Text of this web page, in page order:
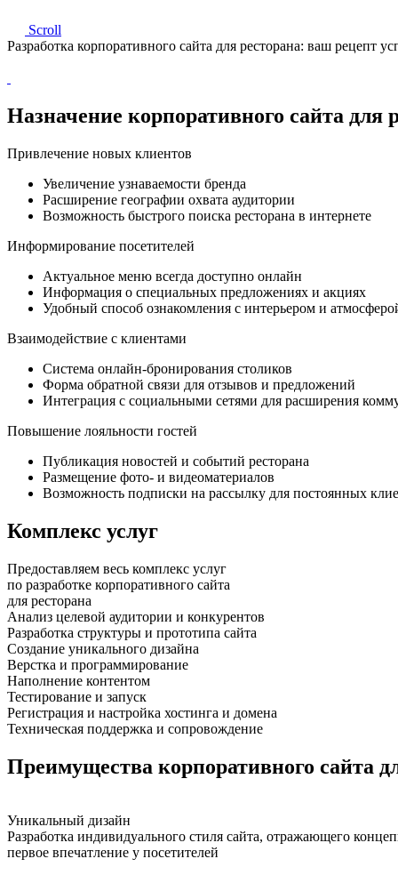
Scroll
Разработка корпоративного сайта для ресторана: ваш рецепт
Назначение корпоративного сайта для
Привлечение новых клиентов
Увеличение узнаваемости бренда
Расширение географии охвата аудитории
Возможность быстрого поиска ресторана в интернете
Информирование посетителей
Актуальное меню всегда доступно онлайн
Информация о специальных предложениях и акциях
Удобный способ ознакомления с интерьером и
Взаимодействие с клиентами
Система онлайн-бронирования столиков
Форма обратной связи для отзывов и предложений
Интеграция с социальными сетями для расширения
Повышение лояльности гостей
Публикация новостей и событий ресторана
Размещение фото- и видеоматериалов
Возможность подписки на рассылку для постоянных
Комплекс услуг
Предоставляем весь комплекс услуг
по разработке корпоративного сайта
для ресторана
Анализ целевой аудитории и конкурентов
Разработка структуры и прототипа сайта
Создание уникального дизайна
Верстка и программирование
Наполнение контентом
Тестирование и запуск
Регистрация и настройка хостинга и домена
Техническая поддержка и сопровождение
Преимущества корпоративного сайта
Уникальный дизайн
Разработка индивидуального стиля сайта, отражающего
первое впечатление у посетителей